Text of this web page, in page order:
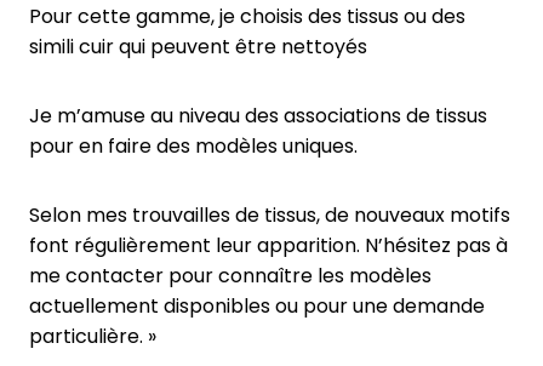
Pour cette gamme, je choisis des tissus ou des
simili cuir qui peuvent être nettoyés
Je m’amuse au niveau des associations de tissus
pour en faire des modèles uniques.
Selon mes trouvailles de tissus, de nouveaux motifs
font régulièrement leur apparition. N’hésitez pas à
me contacter pour connaître les modèles
actuellement disponibles ou pour une demande
particulière. »